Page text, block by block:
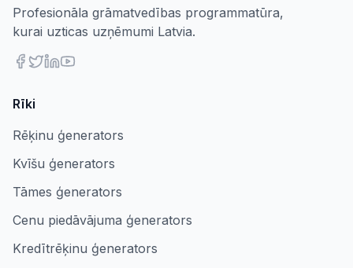
Profesionāla grāmatvedības programmatūra,
kurai uzticas uzņēmumi Latvia.
Rīki
Rēķinu ģenerators
Kvīšu ģenerators
Tāmes ģenerators
Cenu piedāvājuma ģenerators
Kredītrēķinu ģenerators